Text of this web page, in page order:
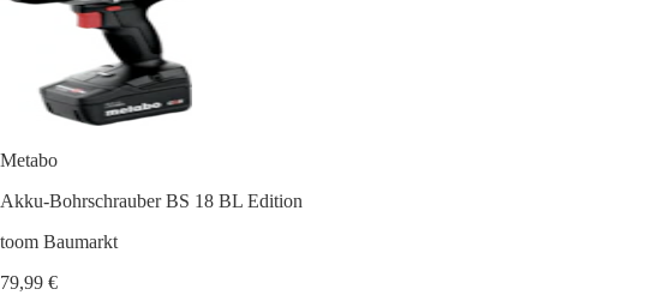
Metabo
Akku-Bohrschrauber BS 18 BL Edition
toom Baumarkt
79,99 €